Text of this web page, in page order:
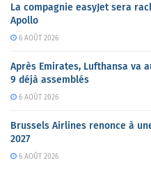
La compagnie easyJet sera
Apollo
6 AOÛT 2026
Après Emirates, Lufthansa va
9 déjà assemblés
6 AOÛT 2026
Brussels Airlines renonce à
2027
6 AOÛT 2026